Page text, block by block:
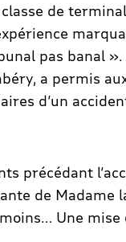
de
pas banal ».
, a permis
d’un
précédant
de Madame
Une